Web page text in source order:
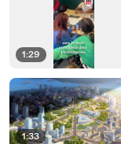
1:29
1:33